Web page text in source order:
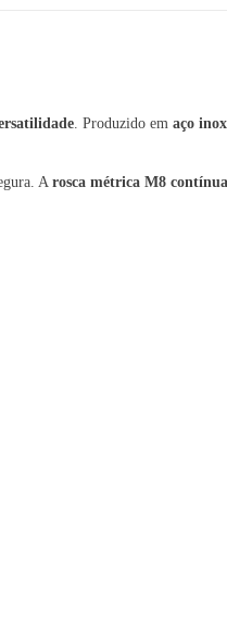
. Produzido em aço
A rosca métrica M8 contínua